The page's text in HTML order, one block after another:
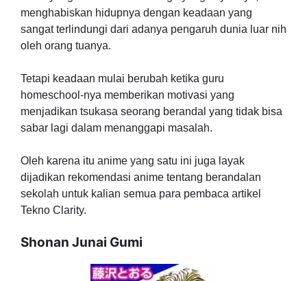
menghabiskan hidupnya dengan keadaan yang
sangat terlindungi dari adanya pengaruh dunia luar nih
oleh orang tuanya.
Tetapi keadaan mulai berubah ketika guru
homeschool-nya memberikan motivasi yang
menjadikan tsukasa seorang berandal yang tidak bisa
sabar lagi dalam menanggapi masalah.
Oleh karena itu anime yang satu ini juga layak
dijadikan rekomendasi anime tentang berandalan
sekolah untuk kalian semua para pembaca artikel
Tekno Clarity.
Shonan Junai Gumi